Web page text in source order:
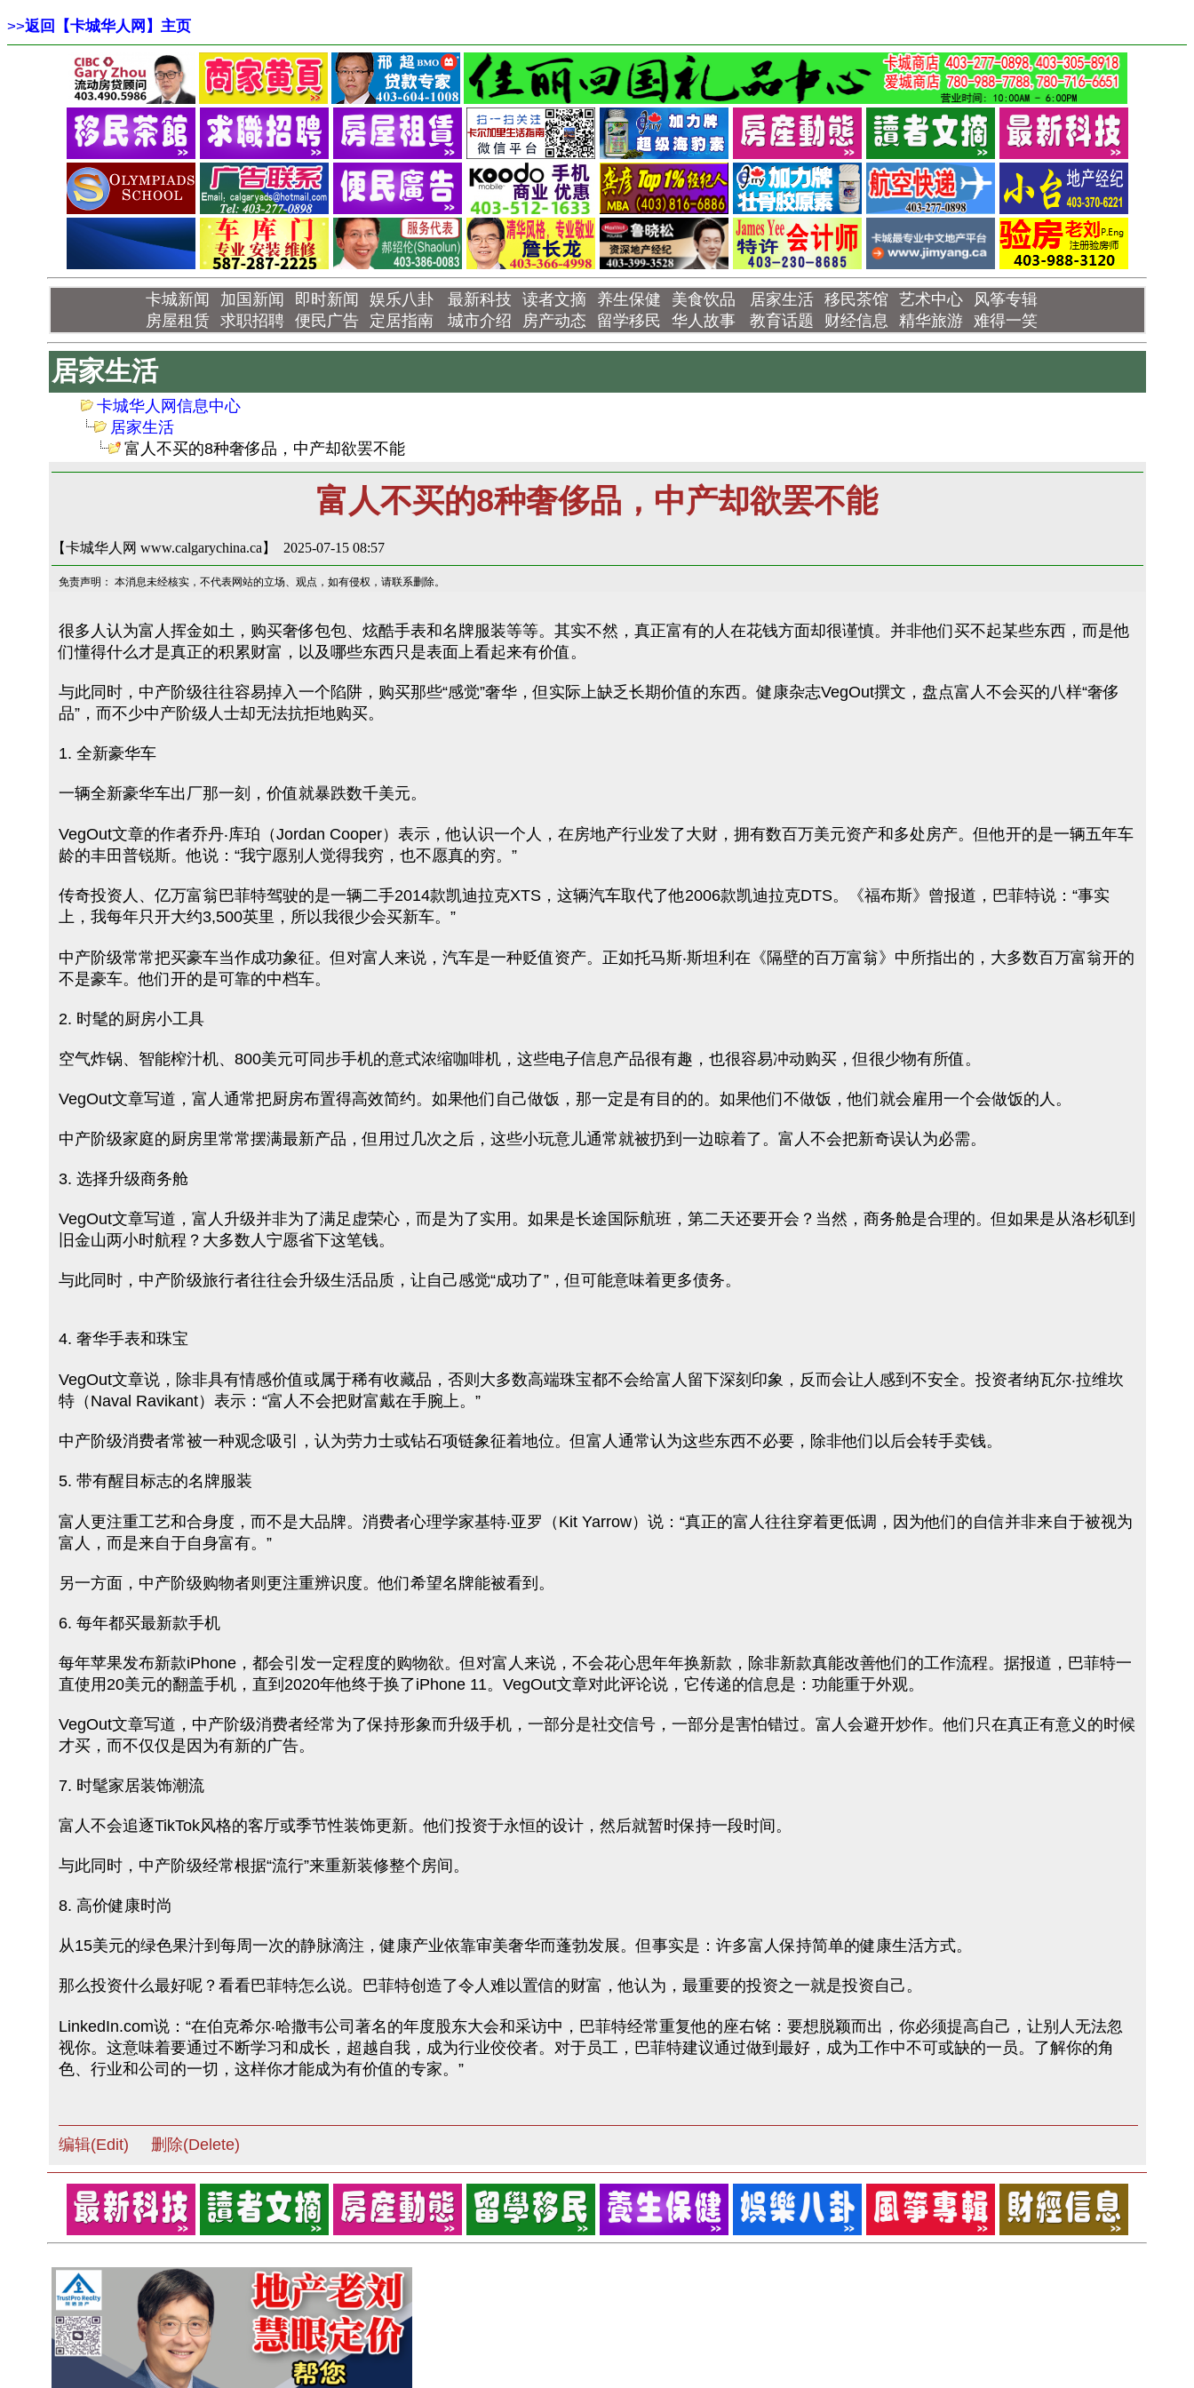
>>返回【卡城华人网】主页
卡城新闻 加国新闻 即时新闻 娱乐八卦 最新科技 读者文摘 养生保健 美食饮品 居家生活 移民茶馆 艺术中心
风筝专辑
房屋租赁 求职招聘 便民广告 定居指南 城市介绍 房产动态 留学移民 华人故事 教育话题 财经信息 精华旅游 难得一笑
居家生活
卡城华人网信息中心
居家生活
富人不买的8种奢侈品，中产却欲罢不能
富人不买的8种奢侈品，中产却欲罢不能
【卡城华人网 www.calgarychina.ca】 2025-07-15 08:57
免责声明： 本消息未经核实，不代表网站的立场、观点，如有侵权，请联系删除。
很多人认为富人挥金如土，购买奢侈包包、炫酷手表和名牌服装等等。其实不然，真正富有的人在花钱方面却很谨慎。并非他们买不起某些东西，而是他
们懂得什么才是真正的积累财富，以及哪些东西只是表面上看起来有价值。
与此同时，中产阶级往往容易掉入一个陷阱，购买那些“感觉”奢华，但实际上缺乏长期价值的东西。健康杂志VegOut撰文，盘点富人不会买的八样“奢侈
品”，而不少中产阶级人士却无法抗拒地购买。
1. 全新豪华车
一辆全新豪华车出厂那一刻，价值就暴跌数千美元。
VegOut文章的作者乔丹‧库珀（Jordan Cooper）表示，他认识一个人，在房地产行业发了大财，拥有数百万美元资产和多处房产。但他开的是一辆五年车
龄的丰田普锐斯。他说：“我宁愿别人觉得我穷，也不愿真的穷。”
传奇投资人、亿万富翁巴菲特驾驶的是一辆二手2014款凯迪拉克XTS，这辆汽车取代了他2006款凯迪拉克DTS。《福布斯》曾报道，巴菲特说：“事实
上，我每年只开大约3,500英里，所以我很少会买新车。”
中产阶级常常把买豪车当作成功象征。但对富人来说，汽车是一种贬值资产。正如托马斯‧斯坦利在《隔壁的百万富翁》中所指出的，大多数百万富翁开的
不是豪车。他们开的是可靠的中档车。
2. 时髦的厨房小工具
空气炸锅、智能榨汁机、800美元可同步手机的意式浓缩咖啡机，这些电子信息产品很有趣，也很容易冲动购买，但很少物有所值。
VegOut文章写道，富人通常把厨房布置得高效简约。如果他们自己做饭，那一定是有目的的。如果他们不做饭，他们就会雇用一个会做饭的人。
中产阶级家庭的厨房里常常摆满最新产品，但用过几次之后，这些小玩意儿通常就被扔到一边晾着了。富人不会把新奇误认为必需。
3. 选择升级商务舱
VegOut文章写道，富人升级并非为了满足虚荣心，而是为了实用。如果是长途国际航班，第二天还要开会？当然，商务舱是合理的。但如果是从洛杉矶到
旧金山两小时航程？大多数人宁愿省下这笔钱。
与此同时，中产阶级旅行者往往会升级生活品质，让自己感觉“成功了”，但可能意味着更多债务。
4. 奢华手表和珠宝
VegOut文章说，除非具有情感价值或属于稀有收藏品，否则大多数高端珠宝都不会给富人留下深刻印象，反而会让人感到不安全。投资者纳瓦尔‧拉维坎
特（Naval Ravikant）表示：“富人不会把财富戴在手腕上。”
中产阶级消费者常被一种观念吸引，认为劳力士或钻石项链象征着地位。但富人通常认为这些东西不必要，除非他们以后会转手卖钱。
5. 带有醒目标志的名牌服装
富人更注重工艺和合身度，而不是大品牌。消费者心理学家基特‧亚罗（Kit Yarrow）说：“真正的富人往往穿着更低调，因为他们的自信并非来自于被视为
富人，而是来自于自身富有。”
另一方面，中产阶级购物者则更注重辨识度。他们希望名牌能被看到。
6. 每年都买最新款手机
每年苹果发布新款iPhone，都会引发一定程度的购物欲。但对富人来说，不会花心思年年换新款，除非新款真能改善他们的工作流程。据报道，巴菲特一
直使用20美元的翻盖手机，直到2020年他终于换了iPhone 11。VegOut文章对此评论说，它传递的信息是：功能重于外观。
VegOut文章写道，中产阶级消费者经常为了保持形象而升级手机，一部分是社交信号，一部分是害怕错过。富人会避开炒作。他们只在真正有意义的时候
才买，而不仅仅是因为有新的广告。
7. 时髦家居装饰潮流
富人不会追逐TikTok风格的客厅或季节性装饰更新。他们投资于永恒的设计，然后就暂时保持一段时间。
与此同时，中产阶级经常根据“流行”来重新装修整个房间。
8. 高价健康时尚
从15美元的绿色果汁到每周一次的静脉滴注，健康产业依靠审美奢华而蓬勃发展。但事实是：许多富人保持简单的健康生活方式。
那么投资什么最好呢？看看巴菲特怎么说。巴菲特创造了令人难以置信的财富，他认为，最重要的投资之一就是投资自己。
LinkedIn.com说：“在伯克希尔‧哈撒韦公司著名的年度股东大会和采访中，巴菲特经常重复他的座右铭：要想脱颖而出，你必须提高自己，让别人无法忽
视你。这意味着要通过不断学习和成长，超越自我，成为行业佼佼者。对于员工，巴菲特建议通过做到最好，成为工作中不可或缺的一员。了解你的角
色、行业和公司的一切，这样你才能成为有价值的专家。”
编辑(Edit) 删除(Delete)